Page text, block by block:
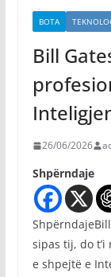
BOTA
Bill
26/06/2026
Shpërndaje
sipas tij, do
e shpejtë e